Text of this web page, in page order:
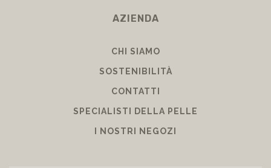
AZIENDA
CHI SIAMO
SOSTENIBILITÀ
CONTATTI
SPECIALISTI DELLA PELLE
I NOSTRI NEGOZI